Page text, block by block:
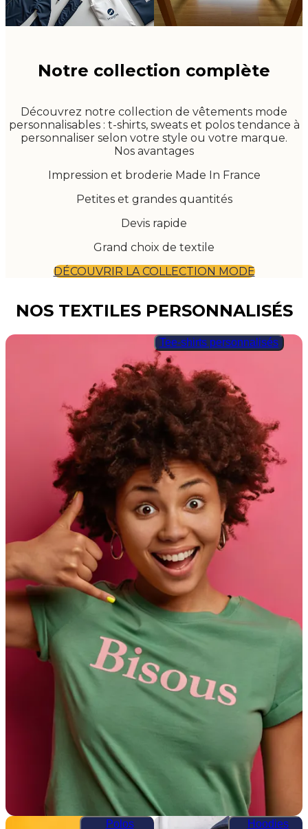
Notre collection complète
Découvrez notre collection de vêtements mode
personnalisables : t-shirts, sweats et polos tendance à
personnaliser selon votre style ou votre marque.
Nos avantages
Impression et broderie Made In France
Petites et grandes quantités
Devis rapide
Grand choix de textile
DÉCOUVRIR LA COLLECTION MODE
NOS TEXTILES PERSONNALISÉS
Tee-shirts personnalisés
Polos
Hoodies